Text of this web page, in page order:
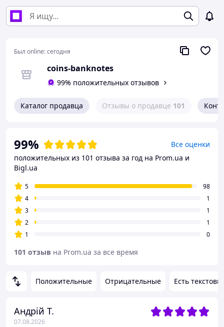
Был online:сегодня
coins-banknotes
99% положительных отзывов
Каталог продавца Отзывы о продавце 101
Положительные Отрицательные Есть
Андрій Т.
07.08.2026
99%
Все оценки
положительных из 101 отзыва за год на Prom.ua и
Bigl.ua
5
98
4
1
3
1
2
1
1
0
101 отзыв на Prom.ua за все время